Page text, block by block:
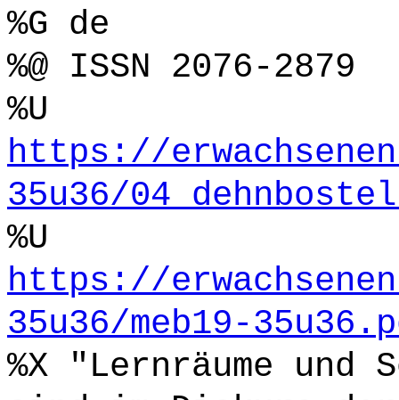
%G de
%@ ISSN 2076-2879
%U
https://
35u36/
%U
https://
35u36/meb19-
%X "Lernräume